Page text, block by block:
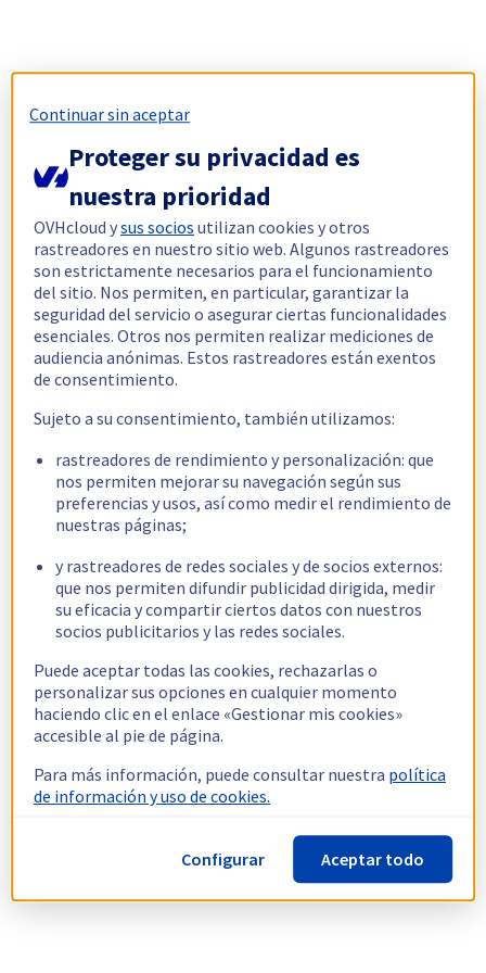
Continuar sin aceptar
Proteger su privacidad es
nuestra prioridad
OVHcloud ysus socios utilizan cookies y otros
rastreadores en nuestro sitio web. Algunos rastreadores
son estrictamente necesarios para el funcionamiento
del sitio. Nos permiten, en particular, garantizar la
seguridad del servicio o asegurar ciertas funcionalidades
esenciales. Otros nos permiten realizar mediciones de
audiencia anónimas. Estos rastreadores están exentos
de consentimiento.
Sujeto a su consentimiento, también utilizamos:
rastreadores de rendimiento y personalización: que
nos permiten mejorar su navegación según sus
preferencias y usos, así como medir el rendimiento de
nuestras páginas;
y rastreadores de redes sociales y de socios externos:
que nos permiten difundir publicidad dirigida, medir
su eficacia y compartir ciertos datos con nuestros
socios publicitarios y las redes sociales.
Puede aceptar todas las cookies, rechazarlas o
personalizar sus opciones en cualquier momento
haciendo clic en el enlace «Gestionar mis cookies»
accesible al pie de página.
Para más información, puede consultar nuestra política
de información y uso de cookies.
Configurar Aceptar todo